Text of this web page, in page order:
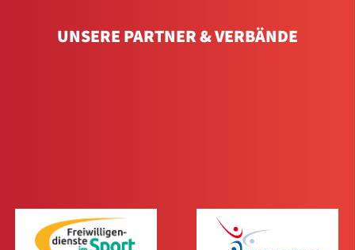
UNSERE PARTNER & VERBÄNDE